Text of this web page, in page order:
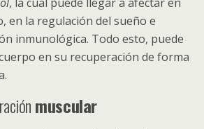
en la regulación del sueño e
inmunológica. Todo esto, puede
en su recuperación de forma
muscular